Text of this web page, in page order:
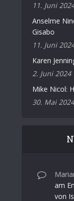
11. Juni
Anselme
Gisabo
11. Juni
Karen
2. Juni 2024
Mike Nicol:
30. Mai 2024
am
von